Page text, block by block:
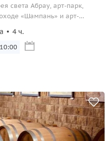
света Абрау, арт-парк,
«Шампань» и арт-
4 ч.